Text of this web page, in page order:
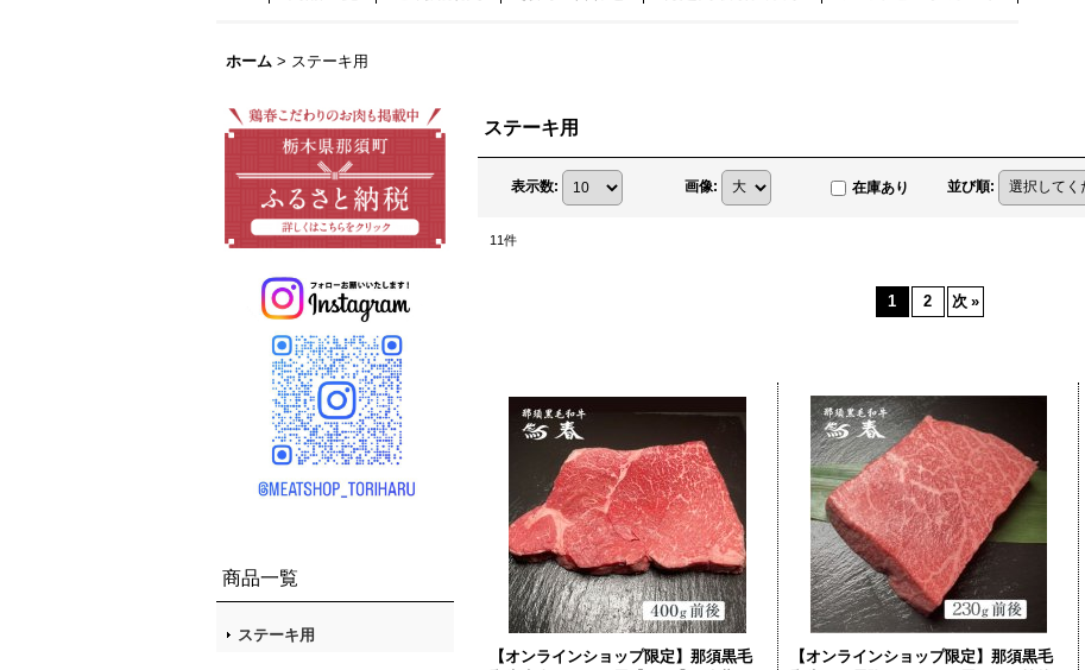
ホーム > ステーキ用
商品一覧
ステーキ用
ステーキ用
表示数: 画像: 在庫あり 並び順:
11件
1 2 次 »
【オンラインショップ限定】那須黒毛
【オンラインショップ限定】那須黒毛